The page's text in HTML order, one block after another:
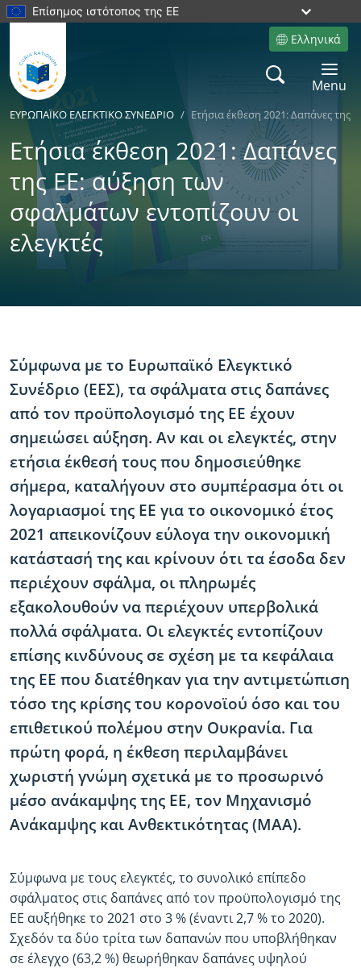
Επίσημος ιστότοπος της ΕΕ
Ελληνικά
Site language
Search
Toggle
Menu
ΕΥΡΩΠΑÏKΟ ΕΛΕΓΚΤΙΚΟ ΣΥΝΕΔΡΙΟ Ετήσια έκθεση 2021: Δαπάνες της
Ετήσια έκθεση 2021: Δαπάνες
της ΕΕ: αύξηση των
σφαλμάτων εντοπίζουν οι
ελεγκτές
Σύμφωνα με το Ευρωπαϊκό Ελεγκτικό
Συνέδριο (ΕΕΣ), τα σφάλματα στις δαπάνες
από τον προϋπολογισμό της ΕΕ έχουν
σημειώσει αύξηση. Αν και οι ελεγκτές, στην
ετήσια έκθεσή τους που δημοσιεύθηκε
σήμερα, καταλήγουν στο συμπέρασμα ότι οι
λογαριασμοί της ΕΕ για το οικονομικό έτος
2021 απεικονίζουν εύλογα την οικονομική
κατάστασή της και κρίνουν ότι τα έσοδα δεν
περιέχουν σφάλμα, οι πληρωμές
εξακολουθούν να περιέχουν υπερβολικά
πολλά σφάλματα. Οι ελεγκτές εντοπίζουν
επίσης κινδύνους σε σχέση με τα κεφάλαια
της ΕΕ που διατέθηκαν για την αντιμετώπιση
τόσο της κρίσης του κορονοϊού όσο και του
επιθετικού πολέμου στην Ουκρανία. Για
πρώτη φορά, η έκθεση περιλαμβάνει
χωριστή γνώμη σχετικά με το προσωρινό
μέσο ανάκαμψης της ΕΕ, τον Μηχανισμό
Ανάκαμψης και Ανθεκτικότητας (ΜΑΑ).
Σύμφωνα με τους ελεγκτές, το συνολικό επίπεδο
σφάλματος στις δαπάνες από τον προϋπολογισμό της
ΕΕ αυξήθηκε το 2021 στο 3 % (έναντι 2,7 % το 2020).
Σχεδόν τα δύο τρίτα των δαπανών που υποβλήθηκαν
σε έλεγχο (63,2 %) θεωρήθηκαν δαπάνες υψηλού